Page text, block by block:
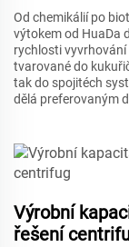
Od chemikálií po
výtokem od HuaDa
rychlosti vyvrhování
tvarované do
tak do spojitéch
dělá preferovaným
Výrobní
řešení